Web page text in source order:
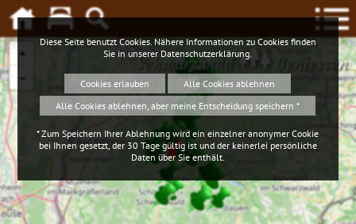
Schwarzwald Geniessen
+
−
Diese Seite benutzt Cookies. Nähere Informationen zu Cookies finden
Sie in unserer Datenschutzerklärung
Cookies erlauben
Alle Cookies ablehnen
Alle Cookies ablehnen, aber meine Entscheidung speichern *
* Zum Speichern Ihrer Ablehnung wird ein einzelner anonymer Cookie
bei Ihnen gesetzt, der 30 Tage gültig ist und der keinerlei persönliche
Daten über Sie enthält.